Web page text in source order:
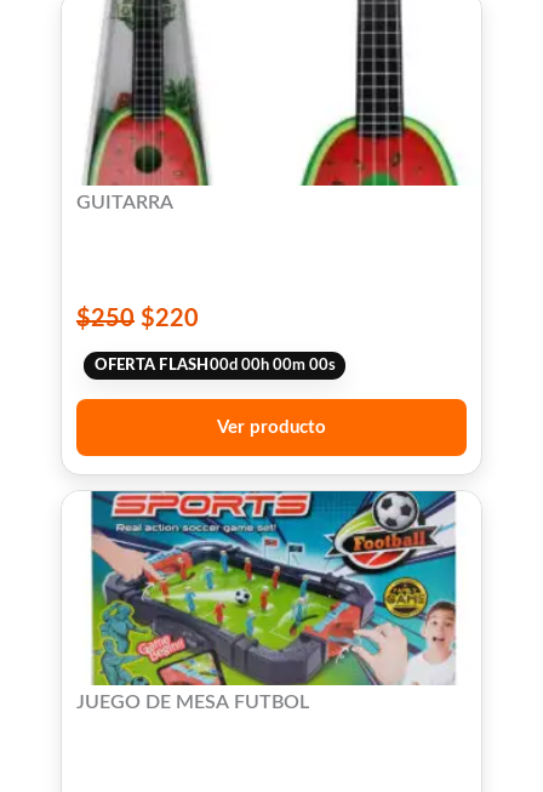
GUITARRA
$250 $220
OFERTA FLASH 00d 00h 00m 00s
Ver producto
JUEGO DE MESA FUTBOL